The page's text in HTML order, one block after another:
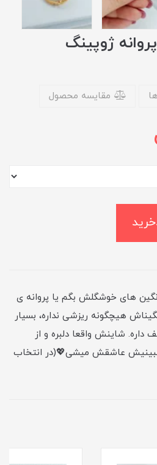
ژوپینگ
مقایسه محصول
نگین های خوشگلش بگم یا پروانه ی
هیچگونه ریزشی نداره، بسیار
داره. شاینش واقعا دلبره و از
ببینیش عاشقش میشی💖(در انتخاب